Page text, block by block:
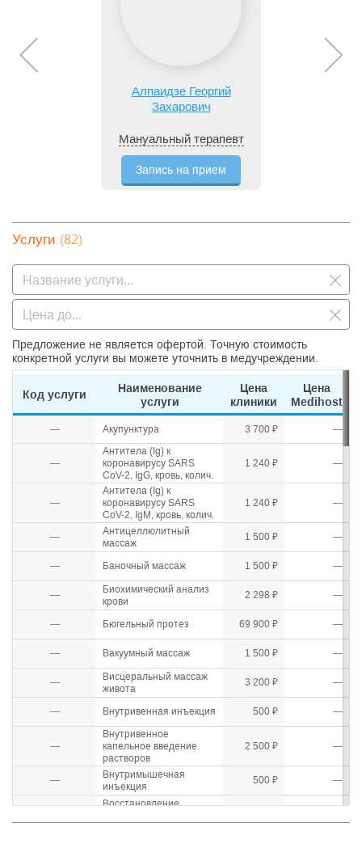
Алпаидзе Георгий
Захарович
Мануальный терапевт
Запись на прием
Услуги (82)
Предложение не является офертой. Точную стоимость
конкретной услуги вы можете уточнить в медучреждении.
Код услуги
Наименование
услуги
Цена
клиники
Цена
Medihost
— Акупунктура 3 700 ₽ —
—
Антитела (Ig) к
коронавирусу SARS
CoV-2, IgG, кровь, колич.
1 240 ₽ —
—
Антитела (Ig) к
коронавирусу SARS
CoV-2, IgM, кровь, колич.
1 240 ₽ —
—
Антицеллюлитный
массаж
1 500 ₽ —
— Баночный массаж 1 500 ₽ —
—
Биохимический анализ
крови
2 298 ₽ —
— Бюгельный протез 69 900 ₽ —
— Вакуумный массаж 1 500 ₽ —
—
Висцеральный массаж
живота
3 200 ₽ —
— Внутривенная инъекция 500 ₽ —
—
Внутривенное
капельное введение
растворов
2 500 ₽ —
—
Внутримышечная
инъекция
500 ₽ —
—
Восстановление
5 700 ₽ —